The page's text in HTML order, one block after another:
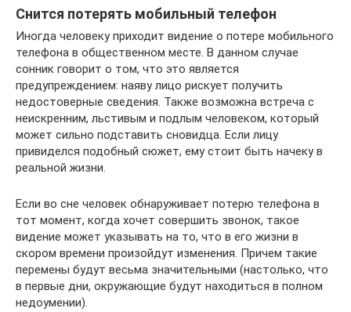
Снится потерять мобильный телефон
Иногда человеку приходит видение о потере мобильного
телефона в общественном месте. В данном случае
сонник говорит о том, что это является
предупреждением: наяву лицо рискует получить
недостоверные сведения. Также возможна встреча с
неискренним, льстивым и подлым человеком, который
может сильно подставить сновидца. Если лицу
привиделся подобный сюжет, ему стоит быть начеку в
реальной жизни.
Если во сне человек обнаруживает потерю телефона в
тот момент, когда хочет совершить звонок, такое
видение может указывать на то, что в его жизни в
скором времени произойдут изменения. Причем такие
перемены будут весьма значительными (настолько, что
в первые дни, окружающие будут находиться в полном
недоумении).